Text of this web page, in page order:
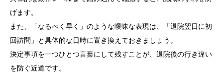
げます。
また、「なるべく早く」のような曖昧な表現は、「退院翌日に初
回訪問」と具体的な日時に置き換えておきましょう。
決定事項を一つひとつ言葉にして残すことが、退院後の行き違い
を防ぐ近道です。